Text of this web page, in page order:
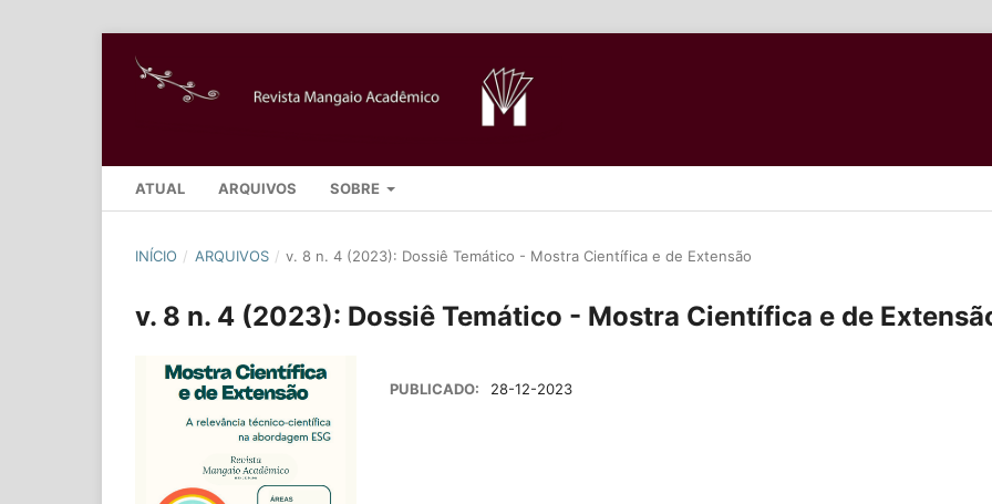
ATUAL ARQUIVOS SOBRE
INÍCIO / ARQUIVOS / v. 8 n. 4 (2023): Dossiê Temático - Mostra Científica e de Extensão
v. 8 n. 4 (2023): Dossiê Temático - Mostra Científica e de
PUBLICADO: 28-12-2023